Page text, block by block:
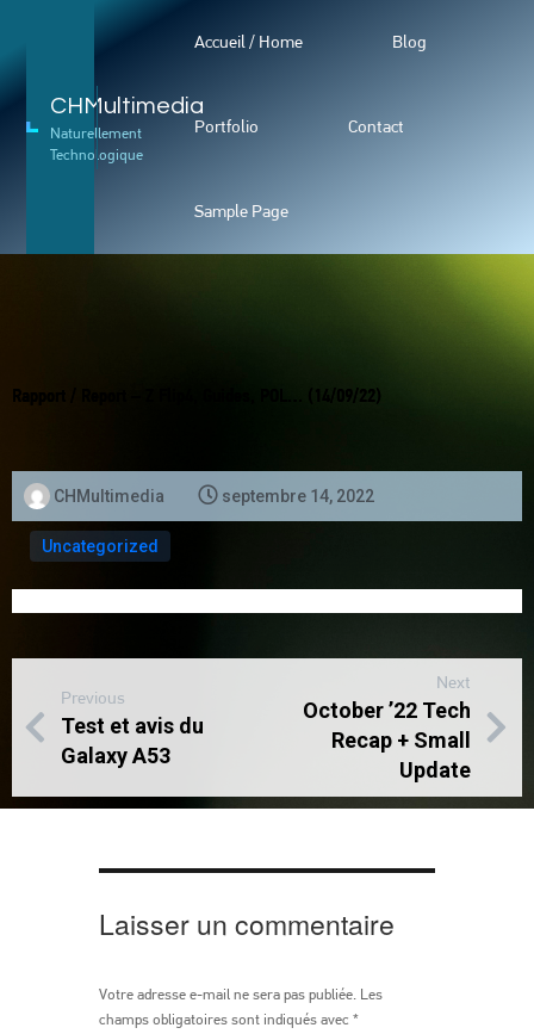
CHMultimedia
Naturellement
Technologique
Accueil / Home Blog
Portfolio Contact
Sample Page
Rapport / Report – Z Flip4, Guides, POL… (14/09/22)
CHMultimedia septembre 14, 2022
Uncategorized
Previous
Test et avis du
Galaxy A53
Next
October ’22 Tech
Recap + Small
Update
Laisser un commentaire
Votre adresse e-mail ne sera pas publiée. Les
champs obligatoires sont indiqués avec *